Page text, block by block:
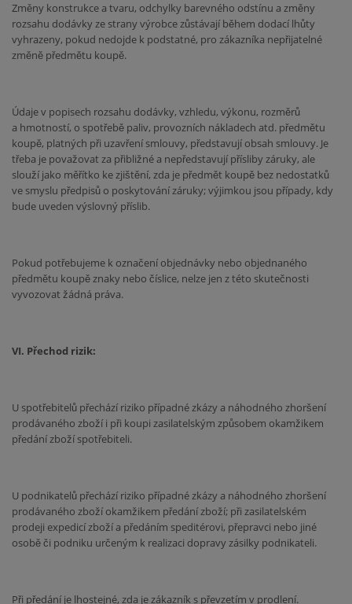
Změny konstrukce a tvaru, odchylky barevného odstínu a změny
rozsahu dodávky ze strany výrobce zůstávají během dodací lhůty
vyhrazeny, pokud nedojde k podstatné, pro zákazníka nepřijatelné
změně předmětu koupě.
Údaje v popisech rozsahu dodávky, vzhledu, výkonu, rozměrů
a hmotností, o spotřebě paliv, provozních nákladech atd. předmětu
koupě, platných při uzavření smlouvy, představují obsah smlouvy. Je
třeba je považovat za přibližné a nepředstavují přísliby záruky, ale
slouží jako měřítko ke zjištění, zda je předmět koupě bez nedostatků
ve smyslu předpisů o poskytování záruky; výjimkou jsou případy, kdy
bude uveden výslovný příslib.
Pokud potřebujeme k označení objednávky nebo objednaného
předmětu koupě znaky nebo číslice, nelze jen z této skutečnosti
vyvozovat žádná práva.
VI. Přechod rizik:
U spotřebitelů přechází riziko případné zkázy a náhodného zhoršení
prodávaného zboží i při koupi zasilatelským způsobem okamžikem
předání zboží spotřebiteli.
U podnikatelů přechází riziko případné zkázy a náhodného zhoršení
prodávaného zboží okamžikem předání zboží; při zasilatelském
prodeji expedicí zboží a předáním speditérovi, přepravci nebo jiné
osobě či podniku určeným k realizaci dopravy zásilky podnikateli.
Při předání je lhostejné, zda je zákazník s převzetím v prodlení.